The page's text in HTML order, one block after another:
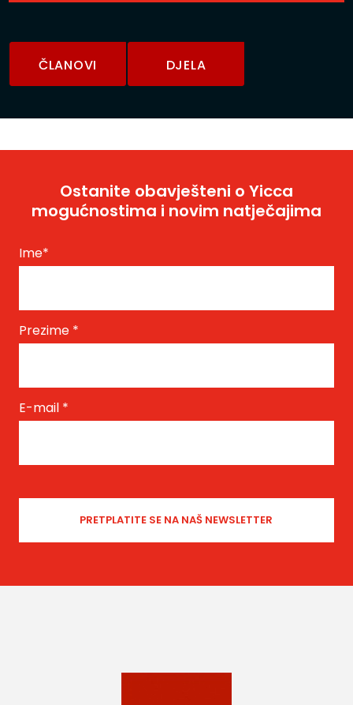
ČLANOVI DJELA
Ostanite obavješteni o Yicca
mogućnostima i novim natječajima
Ime*
Prezime *
E-mail *